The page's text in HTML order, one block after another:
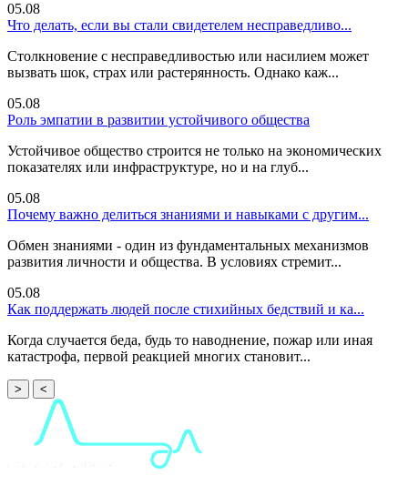
05.08
Что делать, если вы стали свидетелем несправедливо...
Столкновение с несправедливостью или насилием может
вызвать шок, страх или растерянность. Однако каж...
05.08
Роль эмпатии в развитии устойчивого общества
Устойчивое общество строится не только на экономических
показателях или инфраструктуре, но и на глуб...
05.08
Почему важно делиться знаниями и навыками с другим...
Обмен знаниями - один из фундаментальных механизмов
развития личности и общества. В условиях стремит...
05.08
Как поддержать людей после стихийных бедствий и ка...
Когда случается беда, будь то наводнение, пожар или иная
катастрофа, первой реакцией многих становит...
> <